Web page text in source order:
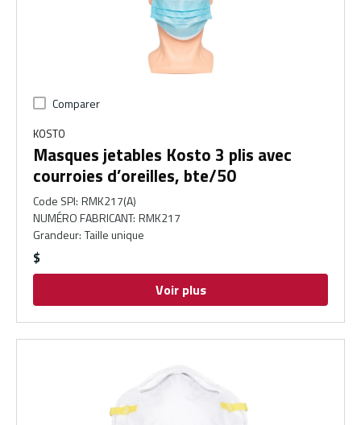
Comparer
KOSTO
Masques jetables Kosto 3 plis avec
courroies d’oreilles, bte/50
Code SPI: RMK217(A)
NUMÉRO FABRICANT: RMK217
Grandeur: Taille unique
$
Voir plus